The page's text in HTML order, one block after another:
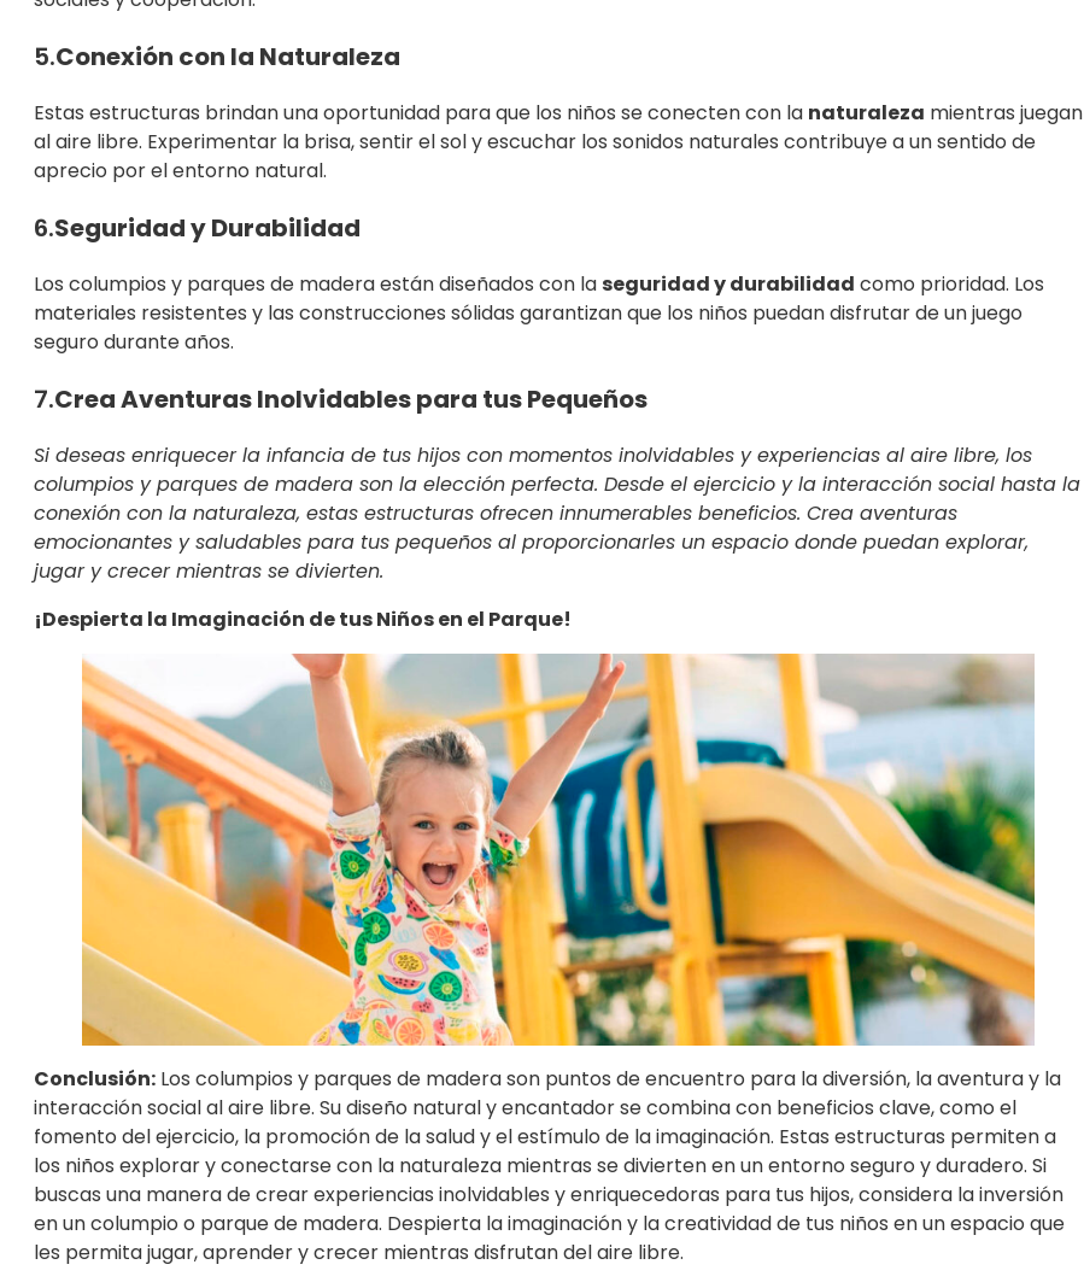
5.Conexión con la Naturaleza
Estas estructuras brindan una oportunidad para que los niños se conecten con la naturaleza mientras juegan
al aire libre. Experimentar la brisa, sentir el sol y escuchar los sonidos naturales contribuye a un sentido de
aprecio por el entorno natural.
6.Seguridad y Durabilidad
Los columpios y parques de madera están diseñados con la seguridad y durabilidad como prioridad. Los
materiales resistentes y las construcciones sólidas garantizan que los niños puedan disfrutar de un juego
seguro durante años.
7.Crea Aventuras Inolvidables para tus Pequeños
Si deseas enriquecer la infancia de tus hijos con momentos inolvidables y experiencias al aire libre, los
columpios y parques de madera son la elección perfecta. Desde el ejercicio y la interacción social hasta la
conexión con la naturaleza, estas estructuras ofrecen innumerables beneficios. Crea aventuras
emocionantes y saludables para tus pequeños al proporcionarles un espacio donde puedan explorar,
jugar y crecer mientras se divierten.
¡Despierta la Imaginación de tus Niños en el Parque!
Conclusión: Los columpios y parques de madera son puntos de encuentro para la diversión, la aventura y la
interacción social al aire libre. Su diseño natural y encantador se combina con beneficios clave, como el
fomento del ejercicio, la promoción de la salud y el estímulo de la imaginación. Estas estructuras permiten a
los niños explorar y conectarse con la naturaleza mientras se divierten en un entorno seguro y duradero. Si
buscas una manera de crear experiencias inolvidables y enriquecedoras para tus hijos, considera la inversión
en un columpio o parque de madera. Despierta la imaginación y la creatividad de tus niños en un espacio que
les permita jugar, aprender y crecer mientras disfrutan del aire libre.